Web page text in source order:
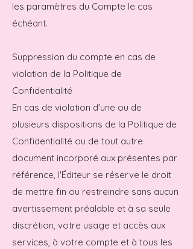
les paramètres du Compte le cas
échéant.
Suppression du compte en cas de
violation de la Politique de
Confidentialité
En cas de violation d'une ou de
plusieurs dispositions de la Politique de
Confidentialité ou de tout autre
document incorporé aux présentes par
référence, l'Éditeur se réserve le droit
de mettre fin ou restreindre sans aucun
avertissement préalable et à sa seule
discrétion, votre usage et accès aux
services, à votre compte et à tous les